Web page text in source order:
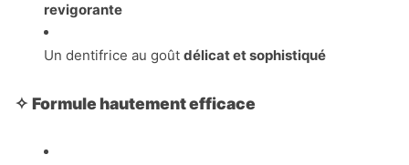
revigorante
Un dentifrice au goût délicat et sophistiqué
✧ Formule hautement efficace